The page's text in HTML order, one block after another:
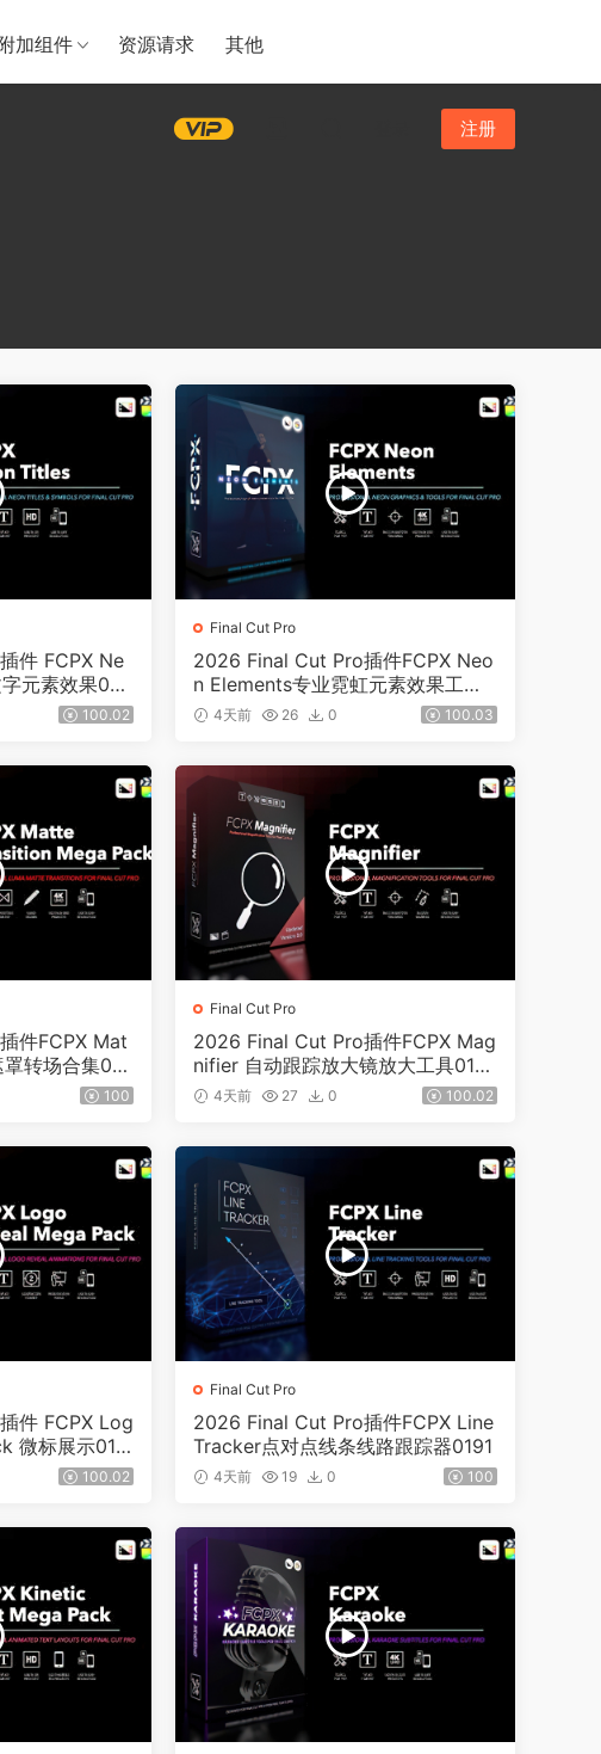
加组件 资源请求 其他
注册
件 FCPX Ne
元素效果020
100.02
Final Cut Pro
2026 Final Cut Pro插件FCPX Neo
n Elements专业霓虹元素效果工具0
2004天前 26 0 100.03
件FCPX Mat
转场合集019
100
Final Cut Pro
2026 Final Cut Pro插件FCPX Mag
nifier 自动跟踪放大镜放大工具019
6 4天前 27 0 100.02
件 FCPX Log
微标展示019
100.02
Final Cut Pro
2026 Final Cut Pro插件FCPX Line
Tracker点对点线条线路跟踪器0191
4天前 19 0 100